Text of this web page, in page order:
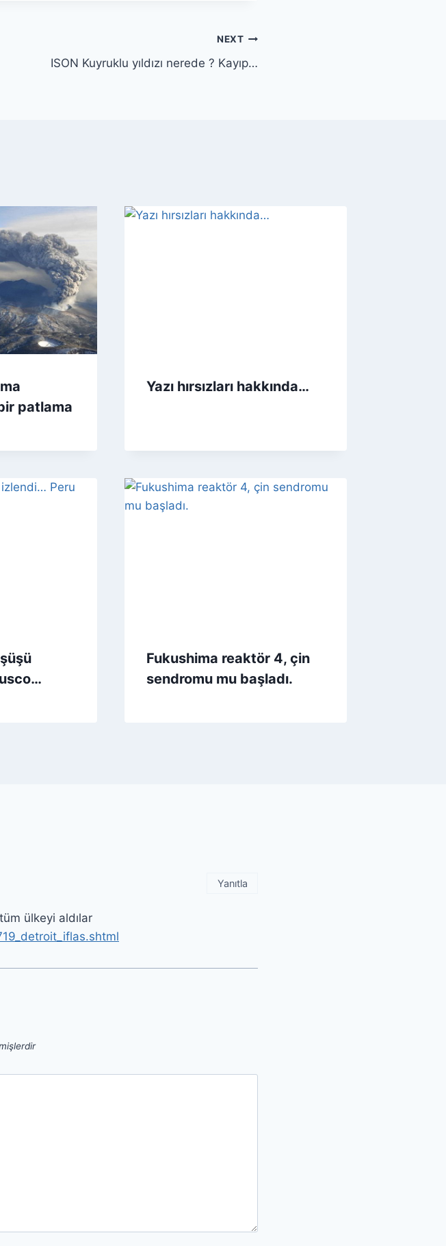
NEXT
ISON Kuyruklu yıldızı nerede ? Kayıp…
patlama
Yazı hırsızları hakkında…
Fukushima reaktör 4, çin
sendromu mu başladı.
ülkeyi aldılar
Yanıtla